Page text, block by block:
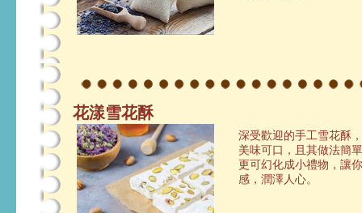
花漾雪花酥
深受歡迎的手工雪花酥
美味可口，且其做法簡
更可幻化成小禮物，讓
感，潤澤人心。